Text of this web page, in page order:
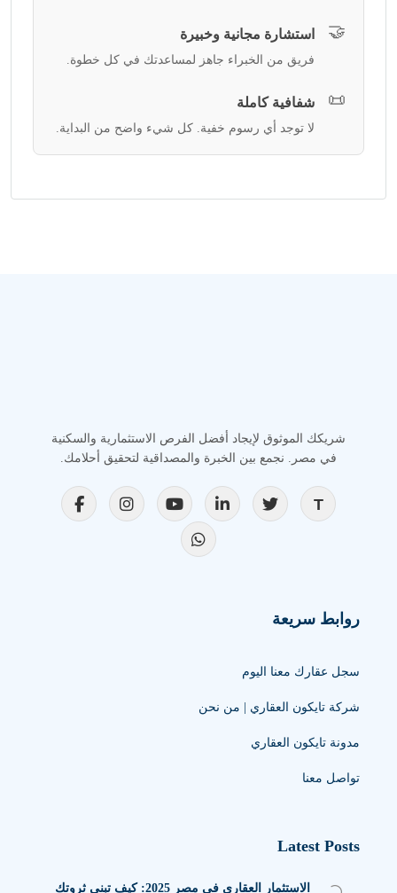
🤝 استشارة مجانية وخبيرة
فريق من الخبراء جاهز لمساعدتك في كل خطوة.
📜 شفافية كاملة
لا توجد أي رسوم خفية. كل شيء واضح من البداية.
شريكك الموثوق لإيجاد أفضل الفرص الاستثمارية والسكنية
في مصر. نجمع بين الخبرة والمصداقية لتحقيق أحلامك.
روابط سريعة
سجل عقارك معنا اليوم
شركة تايكون العقاري | من نحن
مدونة تايكون العقاري
تواصل معنا
Latest Posts
الاستثمار العقاري في مصر 2025: كيف تبني ثروتك